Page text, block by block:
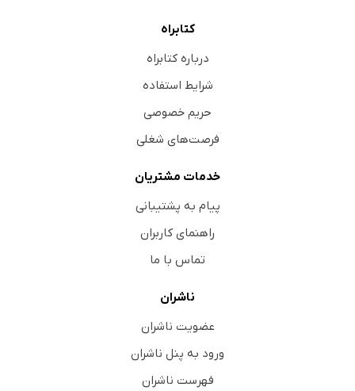
کتابراه
درباره کتابراه
شرایط استفاده
حریم خصوصی
فرصت‌های شغلی
خدمات مشتریان
پیام به پشتیبانی
راهنمای کاربران
تماس با ما
ناشران
عضویت ناشران
ورود به پنل ناشران
فهرست ناشران